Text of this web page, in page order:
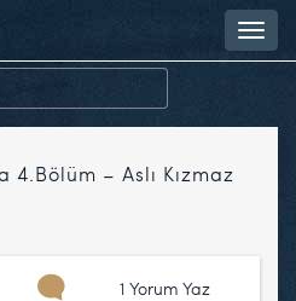
– Aslı Kızmaz
1 Yorum Yaz